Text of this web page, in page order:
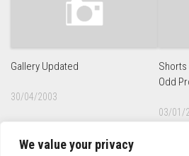
We value your privacy
Gallery Updated
30/04/2003
Shorts
Odd
03/01/